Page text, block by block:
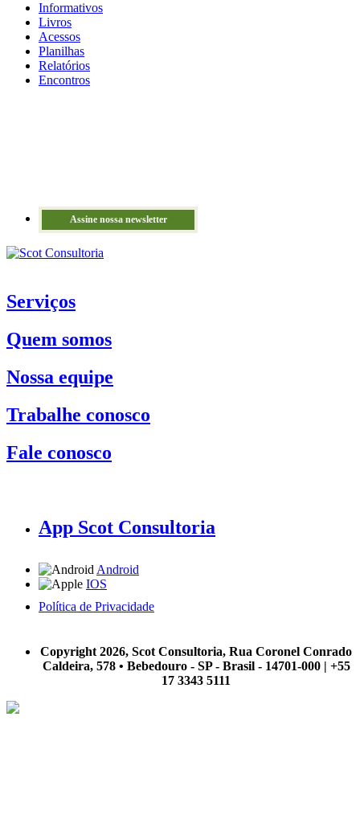
Informativos
Livros
Acessos
Planilhas
Relatórios
Encontros
Assine nossa newsletter
Serviços
Quem somos
Nossa equipe
Trabalhe conosco
Fale conosco
App Scot Consultoria
Android
IOS
Política de Privacidade
Copyright 2026, Scot Consultoria, Rua Coronel Conrado
Caldeira, 578 • Bebedouro - SP - Brasil - 14701-000 | +55
17 3343 5111